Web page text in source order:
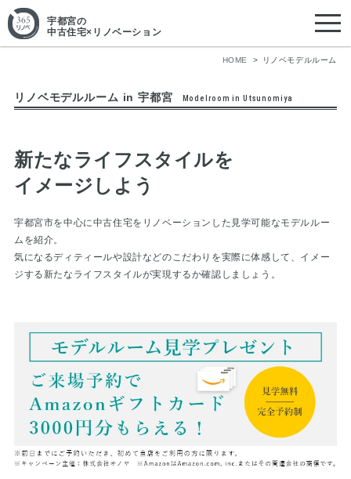
宇都宮の
中古住宅×リノベーション
HOME リノベモデルルーム
リノベモデルルーム in 宇都宮 Modelroom in Utsunomiya
新たなライフスタイルを
イメージしよう
宇都宮市を中心に中古住宅をリノベーションした 見学可能なモデルルー
ムを紹介。
気になるディティールや設計などのこだわりを実際に体感して、 イメー
ジする新たなライフスタイルが実現するか確認しましょう。